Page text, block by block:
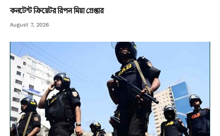
কনটেন্ট ক্রিয়েটর রিপন মিয়া গ্রেপ্তার
August 7, 2026